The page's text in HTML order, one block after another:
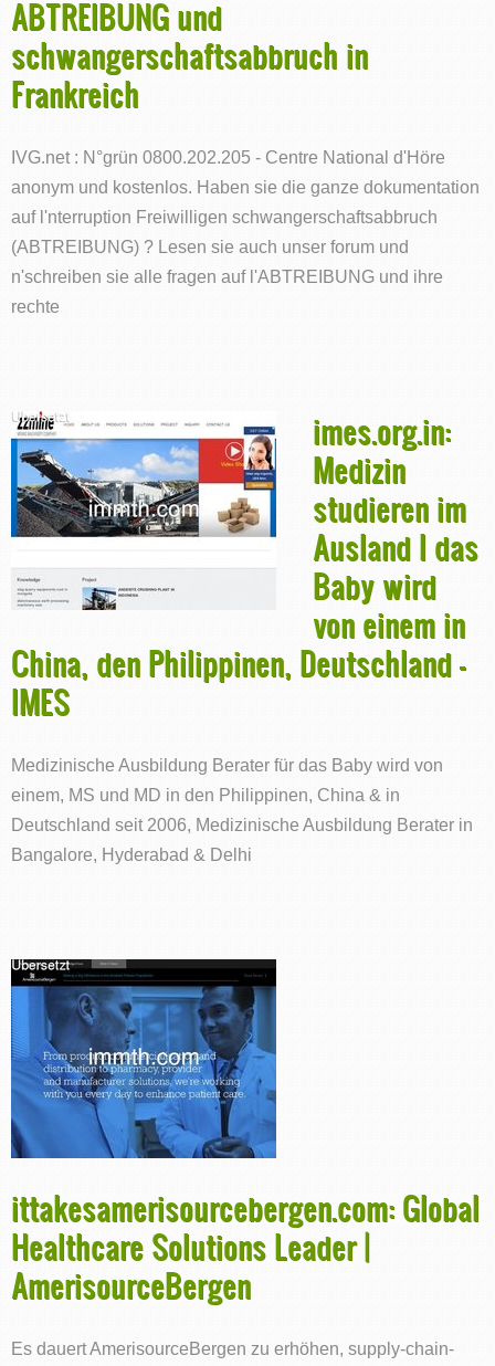
ABTREIBUNG und
schwangerschaftsabbruch in
Frankreich
IVG.net : N°grün 0800.202.205 - Centre National d'Höre
anonym und kostenlos. Haben sie die ganze dokumentation
auf l'nterruption Freiwilligen schwangerschaftsabbruch
(ABTREIBUNG) ? Lesen sie auch unser forum und
n'schreiben sie alle fragen auf l'ABTREIBUNG und ihre
rechte
imes.org.in:
Medizin
studieren im
Ausland l das
Baby wird
von einem in
China, den Philippinen, Deutschland -
IMES
Medizinische Ausbildung Berater für das Baby wird von
einem, MS und MD in den Philippinen, China & in
Deutschland seit 2006, Medizinische Ausbildung Berater in
Bangalore, Hyderabad & Delhi
ittakesamerisourcebergen.com: Global
Healthcare Solutions Leader |
AmerisourceBergen
Es dauert AmerisourceBergen zu erhöhen, supply-chain-